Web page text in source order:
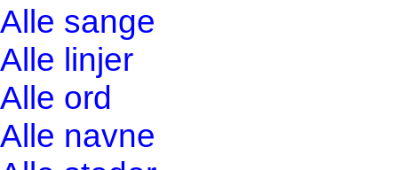
Alle sange
Alle linjer
Alle ord
Alle navne